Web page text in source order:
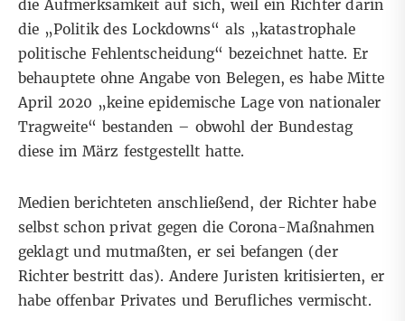
die Aufmerksamkeit auf sich, weil ein Richter darin
die „Politik des Lockdowns“ als „katastrophale
politische Fehlentscheidung“ bezeichnet hatte. Er
behauptete ohne Angabe von Belegen, es habe Mitte
April 2020 „keine epidemische Lage von nationaler
Tragweite“ bestanden – obwohl der Bundestag
dieseim März festgestellt hatte.
Medienberichteten anschließend, der Richter habe
selbst schon privat gegen die Corona-Maßnahmen
geklagt und mutmaßten, er sei befangen (der
Richter bestritt das). AndereJuristen kritisierten, er
habe offenbar Privates und Berufliches vermischt.